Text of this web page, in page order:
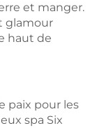
et manger.
glamour
haut de
paix pour les
spa Six